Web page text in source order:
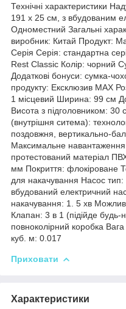
Технічні характеристики
191 x 25 см, з вбудованим
Одноместний Загальні
виробник: Китай Продукт:
Серія Серія: стандартна
Rest Classic Колір: чорний
Додаткові бонуси: сумка-
продукту: Ексклюзив MAX
1 місцевий Ширина: 99 см
Висота з підголовником: 30
(внутрішня ситема):
поздовжня, вертикально-
Максимальне
протестований матеріал
мм Покриття: флокіроване
для накачування Насос
вбудований електричний
накачування: 1. 5 хв
Клапан: 3 в 1 (підійде будь-
повноколірний коробка
куб. м: 0.017
Приховати
Характеристики